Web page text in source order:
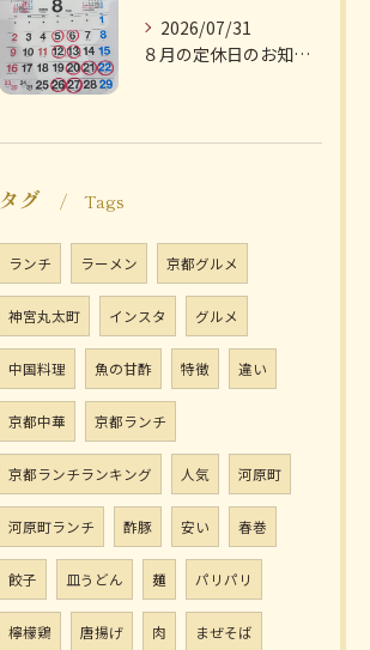
2026/07/31
８月の定休日のお知らせです
タグ Tags
ランチ ラーメン 京都グルメ
神宮丸太町 インスタ グルメ
中国料理 魚の甘酢 特徴 違い
京都中華 京都ランチ
京都ランチランキング 人気 河原町
河原町ランチ 酢豚 安い 春巻
餃子 皿うどん 麺 パリパリ
檸檬鶏 唐揚げ 肉 まぜそば